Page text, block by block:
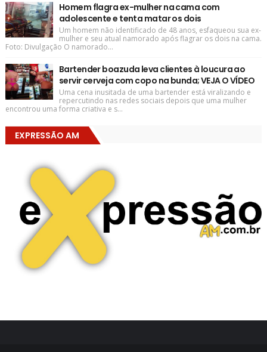
Homem flagra ex-mulher na cama com
adolescente e tenta matar os dois
Um homem não identificado de 48 anos, esfaqueou sua ex-
mulher e seu atual namorado após flagrar os dois na cama.
Foto: Divulgação O namorado...
Bartender boazuda leva clientes à loucura ao
servir cerveja com copo na bunda; VEJA O VÍDEO
Uma cena inusitada de uma bartender está viralizando e
repercutindo nas redes sociais depois que uma mulher
encontrou uma forma criativa e s...
EXPRESSÃO AM